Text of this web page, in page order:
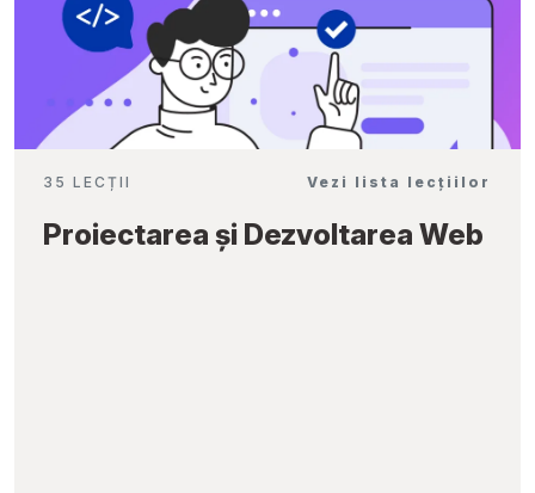
35 LECȚII Vezi lista lecțiilor
Proiectarea și Dezvoltarea Web